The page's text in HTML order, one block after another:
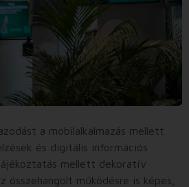
a mobilalkalmazás mellett
és digitális információs
mellett dekoratív
összehangolt működésre is képes,